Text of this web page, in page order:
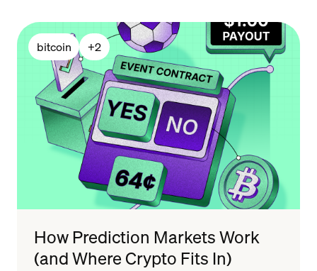
bitcoin +2
How Prediction Markets Work
(and Where Crypto Fits In)